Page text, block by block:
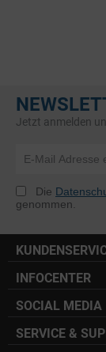
Jetzt anmelden
Die
genommen.
INFOCENTER
SOCIAL MEDIA
SERVICE &